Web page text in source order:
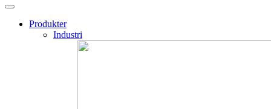
Produkter
Industri